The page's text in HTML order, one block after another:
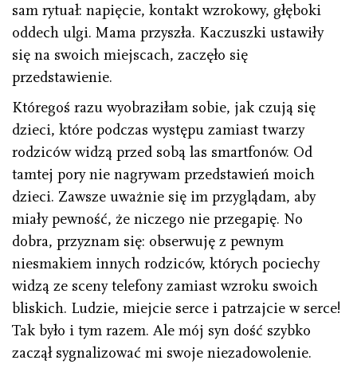
sam rytuał: napięcie, kontakt wzrokowy, głęboki
oddech ulgi. Mama przyszła. Kaczuszki ustawiły
się na swoich miejscach, zaczęło się
przedstawienie.
Któregoś razu wyobraziłam sobie, jak czują się
dzieci, które podczas występu zamiast twarzy
rodziców widzą przed sobą las smartfonów. Od
tamtej pory nie nagrywam przedstawień moich
dzieci. Zawsze uważnie się im przyglądam, aby
miały pewność, że niczego nie przegapię. No
dobra, przyznam się: obserwuję z pewnym
niesmakiem innych rodziców, których pociechy
widzą ze sceny telefony zamiast wzroku swoich
bliskich. Ludzie, miejcie serce i patrzajcie w serce!
Tak było i tym razem. Ale mój syn dość szybko
zaczął sygnalizować mi swoje niezadowolenie.